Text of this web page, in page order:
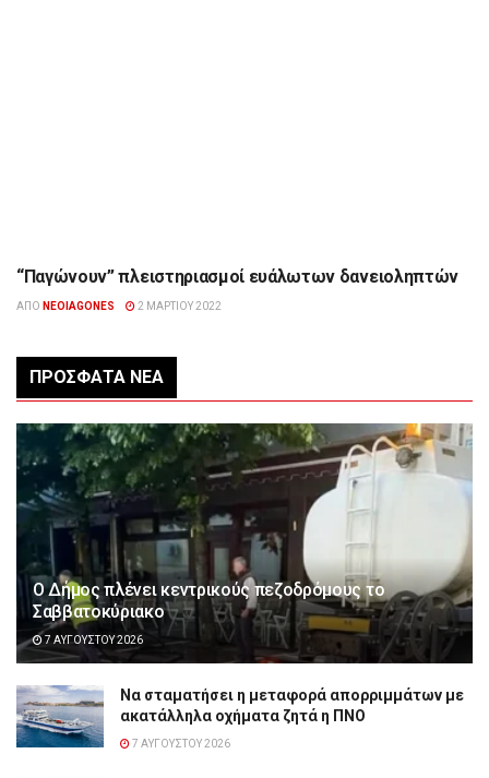
ΕΠΙΚΑΙΡΌΤΗΤΑ
“Παγώνουν” πλειστηριασμοί ευάλωτων δανειοληπτών
ΑΠΌ NEOIAGONES 2 ΜΑΡΤΊΟΥ 2022
ΠΡΌΣΦΑΤΑ ΝΈΑ
Ο Δήμος πλένει κεντρικούς πεζοδρόμους το
Σαββατοκύριακο
7 ΑΥΓΟΎΣΤΟΥ 2026
Να σταματήσει η μεταφορά απορριμμάτων με
ακατάλληλα οχήματα ζητά η ΠΝΟ
7 ΑΥΓΟΎΣΤΟΥ 2026